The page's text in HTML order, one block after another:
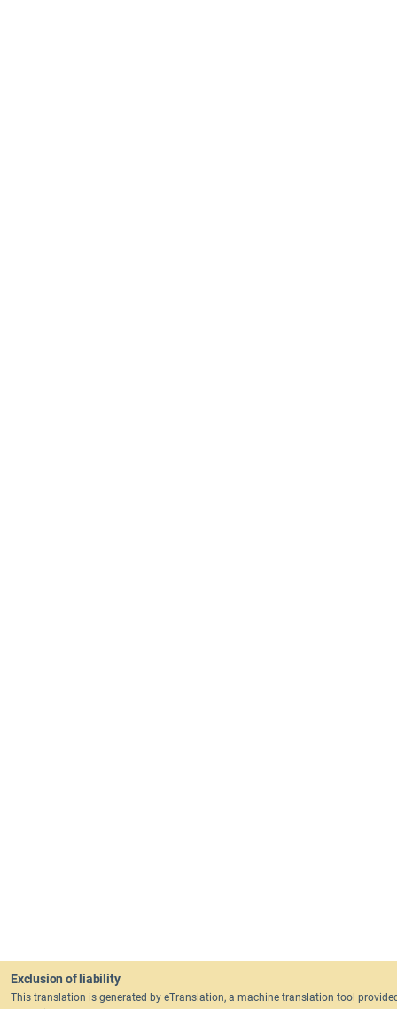
Exclusion of liability
This translation is generated by eTranslation, a machine translation tool